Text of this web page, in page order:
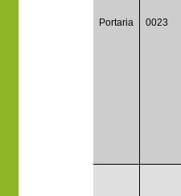
Portaria 0023